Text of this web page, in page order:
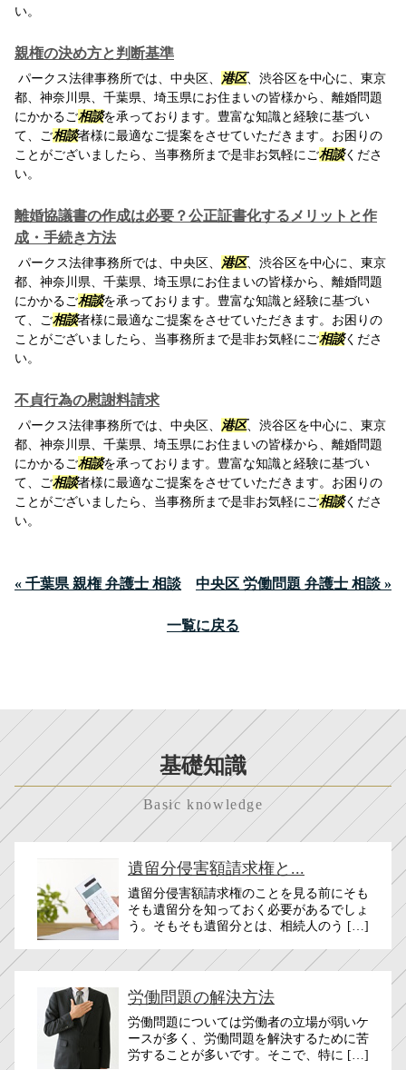
い。
親権の決め方と判断基準
パークス法律事務所では、中央区、 港区、渋谷区を中心に、東京
都、神奈川県、千葉県、埼玉県にお住まいの皆様から、離婚問題
にかかるご相談を承っております。豊富な知識と経験に基づい
て、ご相談者様に最適なご提案をさせていただきます。お困りの
ことがございましたら、当事務所まで是非お気軽にご相談くださ
い。
離婚協議書の作成は必要？公正証書化するメリットと作
成・手続き方法
パークス法律事務所では、中央区、 港区、渋谷区を中心に、東京
都、神奈川県、千葉県、埼玉県にお住まいの皆様から、離婚問題
にかかるご相談を承っております。豊富な知識と経験に基づい
て、ご相談者様に最適なご提案をさせていただきます。お困りの
ことがございましたら、当事務所まで是非お気軽にご相談くださ
い。
不貞行為の慰謝料請求
パークス法律事務所では、中央区、 港区、渋谷区を中心に、東京
都、神奈川県、千葉県、埼玉県にお住まいの皆様から、離婚問題
にかかるご相談を承っております。豊富な知識と経験に基づい
て、ご相談者様に最適なご提案をさせていただきます。お困りの
ことがございましたら、当事務所まで是非お気軽にご相談くださ
い。
« 千葉県 親権 弁護士 相談 中央区 労働問題 弁護士 相談 »
一覧に戻る
基礎知識
Basic knowledge
遺留分侵害額請求権と...
遺留分侵害額請求権のことを見る前にそも
そも遺留分を知っておく必要があるでしょ
う。そもそも遺留分とは、相続人のう […]
労働問題の解決方法
労働問題については労働者の立場が弱いケ
ースが多く、労働問題を解決するために苦
労することが多いです。そこで、特に […]